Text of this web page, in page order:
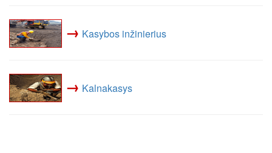
→ Kasybos inžinierius
→ Kalnakasys